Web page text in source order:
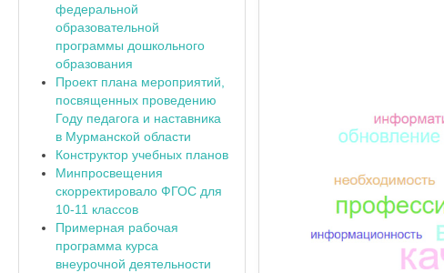
федеральной
образовательной
программы дошкольного
образования
Проект плана мероприятий,
посвященных проведению
Году педагога и наставника
в Мурманской области
Конструктор учебных планов
Минпросвещения
скорректировало ФГОС для
10-11 классов
Примерная рабочая
программа курса
внеурочной деятельности